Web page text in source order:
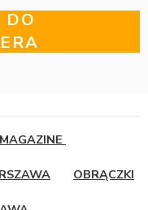
DO
OBRĄCZKI